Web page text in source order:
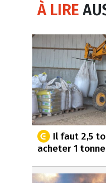
À LIRE
Il faut 2,5
acheter 1